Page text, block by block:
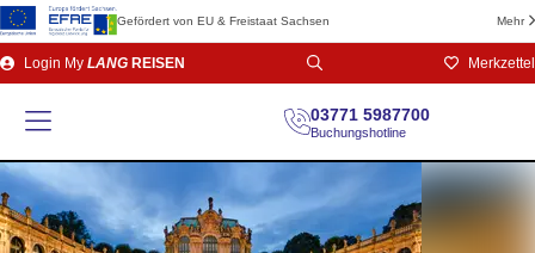
Gefördert von EU & Freistaat Sachsen Mehr
Direkt
zum
Login My LANG REISEN Merkzettel
03771 5987700
Buchungshotline